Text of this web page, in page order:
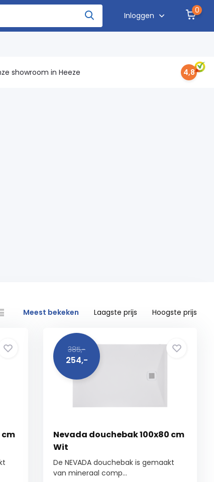
Inloggen
0
showroom in Heeze 4,8
Meest bekeken Laagste prijs Hoogste prijs
cm
385,-
254,-
Nevada douchebak 100x80 cm
Wit
De NEVADA douchebak is gemaakt
van mineraal comp...